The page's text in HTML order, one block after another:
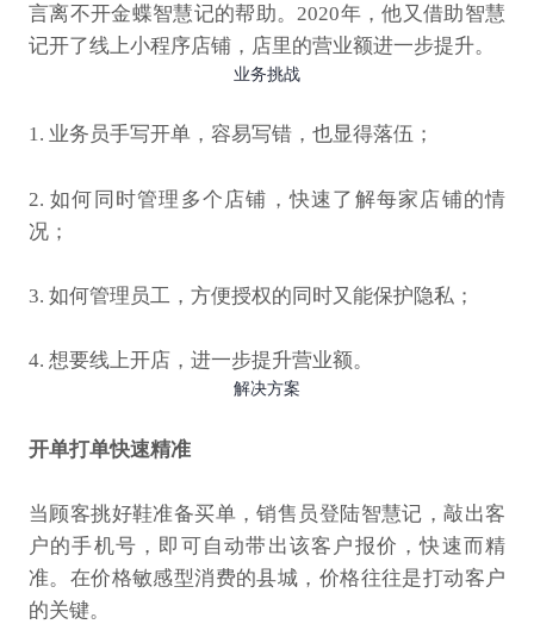
言离不开金蝶智慧记的帮助。2020年，他又借助智慧
记开了线上小程序店铺，店里的营业额进一步提升。
业务挑战
1. 业务员手写开单，容易写错，也显得落伍；
2. 如何同时管理多个店铺，快速了解每家店铺的情
况；
3. 如何管理员工，方便授权的同时又能保护隐私；
4. 想要线上开店，进一步提升营业额。
解决方案
开单打单快速精准
当顾客挑好鞋准备买单，销售员登陆智慧记，敲出客
户的手机号，即可自动带出该客户报价，快速而精
准。在价格敏感型消费的县城，价格往往是打动客户
的关键。